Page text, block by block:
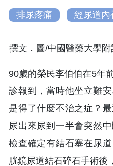
排尿疼痛 經尿道內
撰文．圖/中國醫藥大學附
90歲的榮民李伯伯在5年
診報到，當時他坐立難
是得了什麼不治之症？
尿出來尿到一半會突然
檢查確定有結石塞在尿
胱鏡尿道結石碎石手術後